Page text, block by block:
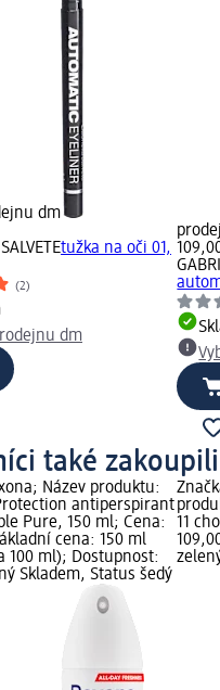
dm
tužka na oči 01,
(2)
dm
také zakoupili
Název produktu:
antiperspirant
Pure, 150 ml; Cena:
cena: 150 ml
100 ml); Dostupnost:
Skladem, Status šedý
11